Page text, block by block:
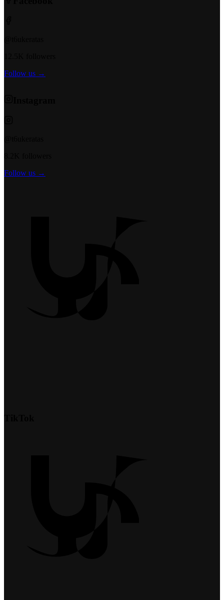
Follow us →
Follow us →